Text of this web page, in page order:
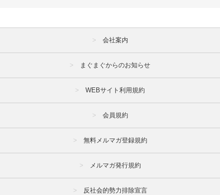
会社案内
まぐまぐからのお知らせ
WEBサイト利用規約
会員規約
無料メルマガ登録規約
メルマガ発行規約
反社会的勢力排除宣言